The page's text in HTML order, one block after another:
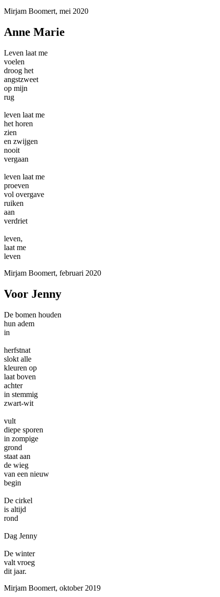
Mirjam Boomert, mei 2020
Anne Marie
Leven laat me
voelen
droog het
angstzweet
op mijn
rug
leven laat me
het horen
zien
en zwijgen
nooit
vergaan
leven laat me
proeven
vol overgave
ruiken
aan
verdriet
leven,
laat me
leven
Mirjam Boomert, februari 2020
Voor Jenny
De bomen houden
hun adem
in
herfstnat
slokt alle
kleuren op
laat boven
achter
in stemmig
zwart-wit
vult
diepe sporen
in zompige
grond
staat aan
de wieg
van een nieuw
begin
De cirkel
is altijd
rond
Dag Jenny
De winter
valt vroeg
dit jaar.
Mirjam Boomert, oktober 2019